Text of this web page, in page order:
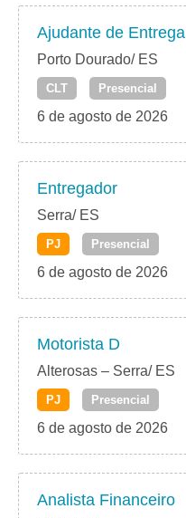
Ajudante de Entrega
Porto Dourado/ ES
CLT Presencial
6 de agosto de 2026
Entregador
Serra/ ES
PJ Presencial
6 de agosto de 2026
Motorista D
Alterosas – Serra/ ES
PJ Presencial
6 de agosto de 2026
Analista Financeiro